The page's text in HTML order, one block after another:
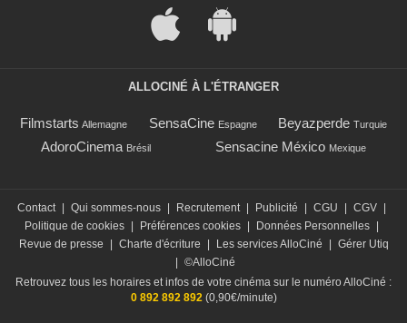
ALLOCINÉ À L'ÉTRANGER
Filmstarts Allemagne SensaCine Espagne Beyazperde Turquie
AdoroCinema Brésil Sensacine México Mexique
Contact Qui sommes-nous Recrutement Publicité CGU CGV
Politique de cookies
Préférences cookies Données Personnelles
Revue de presse
Charte d'écriture Les services AlloCiné
Gérer Utiq
©AlloCiné
Retrouvez tous les horaires et infos de votre cinéma sur le numéro AlloCiné :
0 892 892 892(0,90€/minute)